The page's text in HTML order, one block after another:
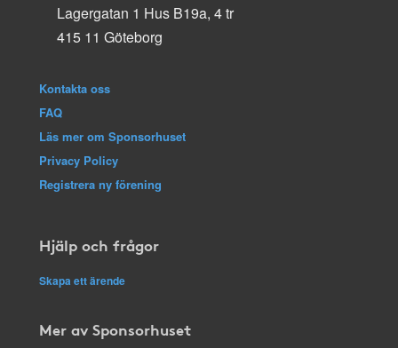
Lagergatan 1 Hus B19a, 4 tr
415 11 Göteborg
Kontakta oss
FAQ
Läs mer om Sponsorhuset
Privacy Policy
Registrera ny förening
Hjälp och frågor
Skapa ett ärende
Mer av Sponsorhuset